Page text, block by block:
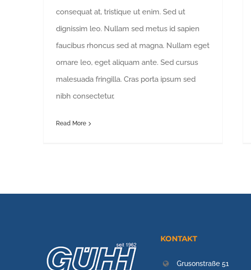
consequat at, tristique ut enim. Sed ut
dignissim leo. Nullam sed metus id sapien
faucibus rhoncus sed at magna. Nullam eget
ornare leo, eget aliquam ante. Sed cursus
malesuada fringilla. Cras porta ipsum sed
nibh consectetur,
Read More
KONTAKT
Grusonstraße 51